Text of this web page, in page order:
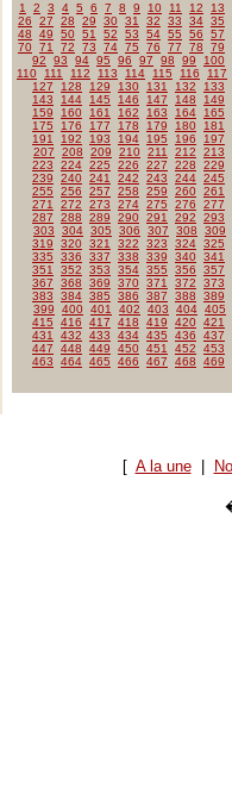
1 2 3 4 5 6 7 8 9 10 11 12
13
26
27 28 29 30 31 32 33 34 35
48
49 50 51 52 53 54 55 56
57
70 71 72 73 74 75 76 77 78
79
92
93 94 95 96 97 98 99
100
110
111 112 113 114 115 116
117
127
128 129 130 131 132
133
143
144 145 146 147 148
149
159
160 161 162 163 164
165
175
176 177 178 179 180
181
191
192 193 194 195 196
197
207
208 209 210 211 212
213
223
224 225 226 227 228
229
239
240 241 242 243 244 245
255
256 257 258 259 260 261
271
272 273 274 275 276
277
287
288 289 290 291 292
293
303
304 305 306 307 308
309
319
320 321 322 323 324 325
335
336 337 338 339 340 341
351
352 353 354 355 356
357
367
368 369 370 371 372
373
383
384 385 386 387 388
389
399
400 401 402 403 404 405
415
416 417 418 419 420 421
431
432 433 434 435 436
437
447
448 449 450 451 452
453
463
464 465 466 467 468 469
[ A la une|